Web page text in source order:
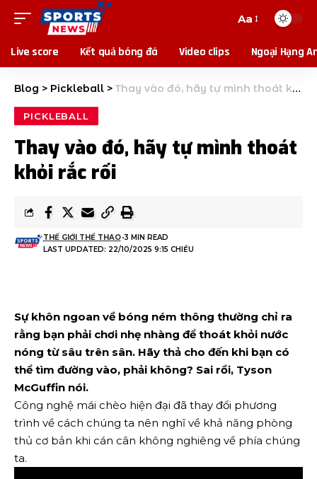
Aa
Live score Kết quả bóng đá Video clips Ngoại Hạng
Blog > Pickleball > Thay vào đó, hãy tự mình thoát khỏi rắc rối
PICKLEBALL
Thay vào đó, hãy tự mình thoát
khỏi rắc rối
LAST UPDATED: 22/10/2025 9:15 CHIỀU
THẾ GIỚI THỂ THAO 3 MIN READ
Sự khôn ngoan về bóng ném thông thường chỉ ra
rằng bạn phải chơi nhẹ nhàng để thoát khỏi nước
nóng từ sâu trên sân. Hãy thả cho đến khi bạn có
thể tìm đường vào, phải không? Sai rồi, Tyson
McGuffin nói.
Công nghệ mái chèo hiện đại đã thay đổi phương
trình về cách chúng ta nên nghĩ về khả năng phòng
thủ cơ bản khi cán cân không nghiêng về phía chúng
ta.